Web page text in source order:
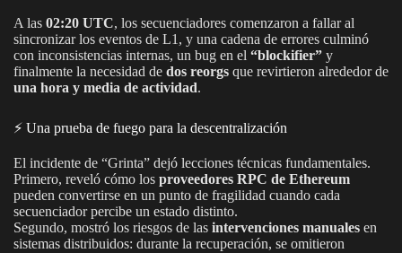
A las 02:20 UTC, los secuenciadores comenzaron a fallar al
sincronizar los eventos de L1, y una cadena de errores culminó
con inconsistencias internas, un bug en el “blockifier” y
finalmente la necesidad de dos reorgs que revirtieron alrededor de
una hora y media de actividad.
⚡ Una prueba de fuego para la descentralización
El incidente de “Grinta” dejó lecciones técnicas fundamentales.
Primero, reveló cómo los proveedores RPC de Ethereum
pueden convertirse en un punto de fragilidad cuando cada
secuenciador percibe un estado distinto.
Segundo, mostró los riesgos de las intervenciones manuales en
sistemas distribuidos: durante la recuperación, se omitieron